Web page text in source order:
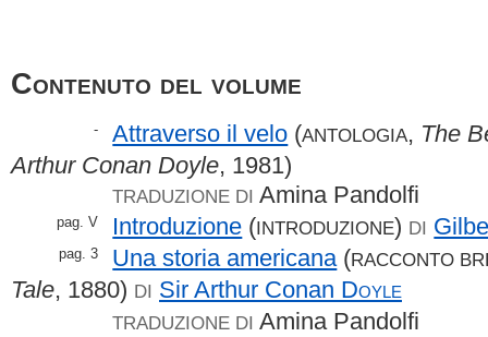
Contenuto del volume
- Attraverso il velo (ANTOLOGIA, The
Arthur Conan Doyle, 1981)
TRADUZIONE DI Amina Pandolfi
pag. V Introduzione (INTRODUZIONE) DI
pag. 3 Una storia americana (RACCONTO
Tale, 1880) DI Sir Arthur Conan Doyle
TRADUZIONE DI Amina Pandolfi